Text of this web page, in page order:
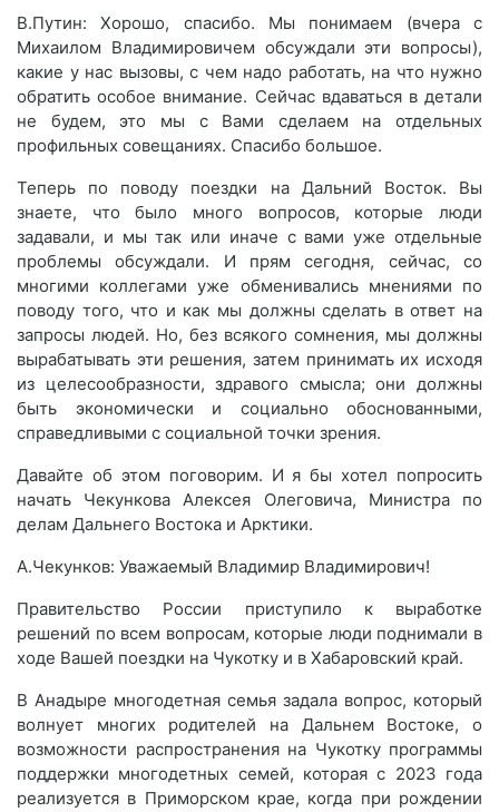
В.Путин: Хорошо, спасибо. Мы понимаем (вчера с
Михаилом Владимировичем обсуждали эти вопросы),
какие у нас вызовы, с чем надо работать, на что нужно
обратить особое внимание. Сейчас вдаваться в детали
не будем, это мы с Вами сделаем на отдельных
профильных совещаниях. Спасибо большое.
Теперь по поводу поездки на Дальний Восток. Вы
знаете, что было много вопросов, которые люди
задавали, и мы так или иначе с вами уже отдельные
проблемы обсуждали. И прям сегодня, сейчас, со
многими коллегами уже обменивались мнениями по
поводу того, что и как мы должны сделать в ответ на
запросы людей. Но, без всякого сомнения, мы должны
вырабатывать эти решения, затем принимать их исходя
из целесообразности, здравого смысла; они должны
быть экономически и социально обоснованными,
справедливыми с социальной точки зрения.
Давайте об этом поговорим. И я бы хотел попросить
начать Чекункова Алексея Олеговича, Министра по
делам Дальнего Востока и Арктики.
А.Чекунков: Уважаемый Владимир Владимирович!
Правительство России приступило к выработке
решений по всем вопросам, которые люди поднимали в
ходе Вашей поездки на Чукотку и в Хабаровский край.
В Анадыре многодетная семья задала вопрос, который
волнует многих родителей на Дальнем Востоке, о
возможности распространения на Чукотку программы
поддержки многодетных семей, которая с 2023 года
реализуется в Приморском крае, когда при рождении